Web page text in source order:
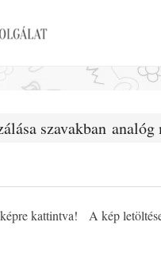
szavakban
kattintva! A kép